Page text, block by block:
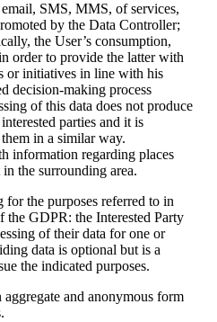
SMS, MMS, of services,
by the Data Controller;
the User’s consumption,
order to provide the latter with
or initiatives in line with his
decision-making process
of this data does not produce
parties and it is
in a similar way.
information regarding places
the surrounding area.
for the purposes referred to in
the GDPR: the Interested Party
of their data for one or
data is optional but is a
the indicated purposes.
and anonymous form